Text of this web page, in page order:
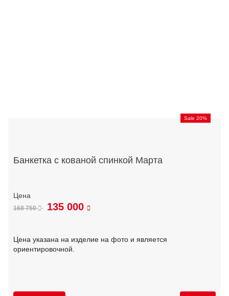
Sale 20%
Банкетка с кованой спинкой Марта
168 750 135 000
Цена указана на изделие на фото и является
ориентировочной.